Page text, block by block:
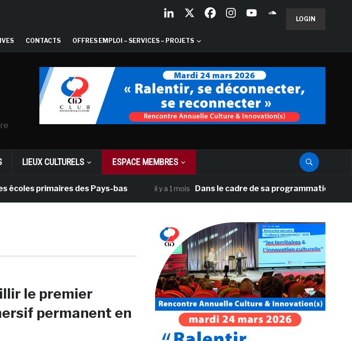
LOGIN
CONTACTS OFFRES EMPLOI – SERVICES – PROJETS
LIEUX CULTURELS ESPACE MEMBRES
primaires des Pays-bas il y a 1 mois Dans le cadre de sa programmation
le premier
permanent en